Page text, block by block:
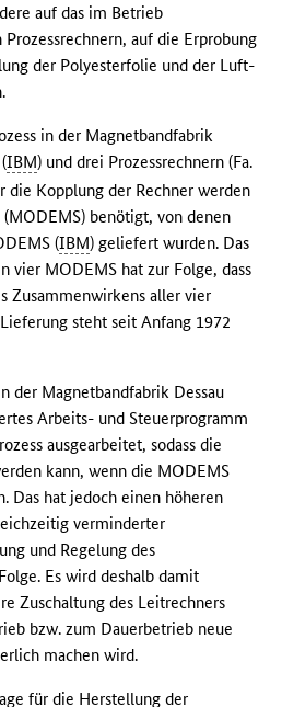
auf das im Betrieb
auf die Erprobung
der Polyesterfolie und der Luft-
in der Magnetbandfabrik
IBM) und drei Prozessrechnern (Fa.
die Kopplung der Rechner werden
benötigt, von denen
(IBM) geliefert wurden. Das
vier MODEMS hat zur Folge, dass
Zusammenwirkens aller vier
steht seit Anfang 1972
der Magnetbandfabrik Dessau
Arbeits- und Steuerprogramm
ausgearbeitet, sodass die
kann, wenn die MODEMS
Das hat jedoch einen höheren
verminderter
und Regelung des
Es wird deshalb damit
Zuschaltung des Leitrechners
bzw. zum Dauerbetrieb neue
machen wird.
für die Herstellung der